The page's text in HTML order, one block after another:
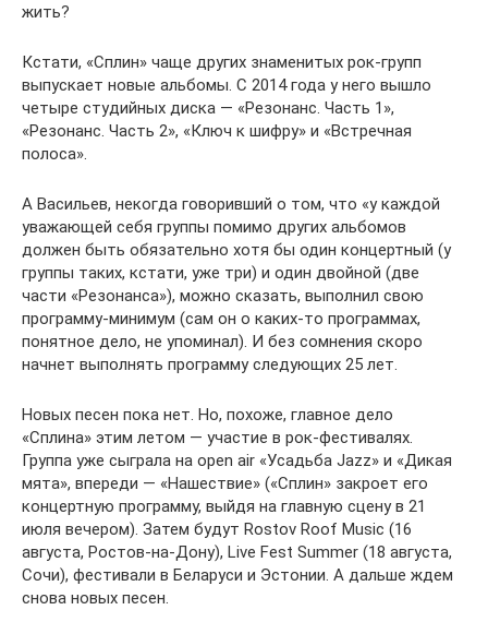
жить?
Кстати, «Сплин» чаще других знаменитых рок-групп
выпускает новые альбомы. С 2014 года у него вышло
четыре студийных диска — «Резонанс. Часть 1»,
«Резонанс. Часть 2», «Ключ к шифру» и «Встречная
полоса».
А Васильев, некогда говоривший о том, что «у каждой
уважающей себя группы помимо других альбомов
должен быть обязательно хотя бы один концертный (у
группы таких, кстати, уже три) и один двойной (две
части «Резонанса»), можно сказать, выполнил свою
программу-минимум (сам он о каких-то программах,
понятное дело, не упоминал). И без сомнения скоро
начнет выполнять программу следующих 25 лет.
Новых песен пока нет. Но, похоже, главное дело
«Сплина» этим летом — участие в рок-фестивалях.
Группа уже сыграла на open air «Усадьба Jazz» и «Дикая
мята», впереди — «Нашествие» («Сплин» закроет его
концертную программу, выйдя на главную сцену в 21
июля вечером). Затем будут Rostov Roof Music (16
августа, Ростов-на-Дону), Live Fest Summer (18 августа,
Сочи), фестивали в Беларуси и Эстонии. А дальше ждем
снова новых песен.